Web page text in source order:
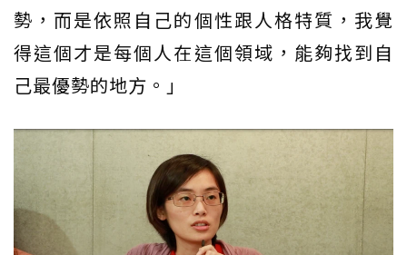
勢，而是依照自己的個性跟人格特質，我覺
得這個才是每個人在這個領域，能夠找到自
己最優勢的地方。」